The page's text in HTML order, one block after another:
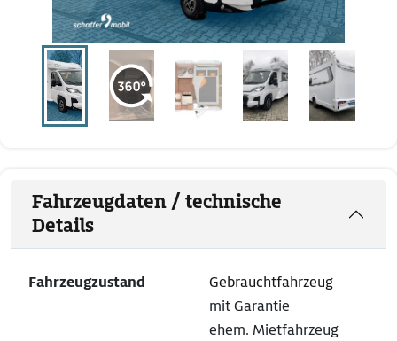
Fahrzeugdaten / technische
Details
Fahrzeugzustand
Gebrauchtfahrzeug
mit Garantie
ehem. Mietfahrzeug